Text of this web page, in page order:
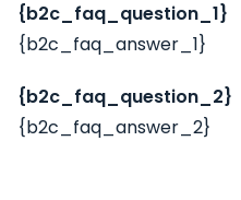
{b2c_faq_question_1}
{b2c_faq_answer_1}
{b2c_faq_question_2}
{b2c_faq_answer_2}